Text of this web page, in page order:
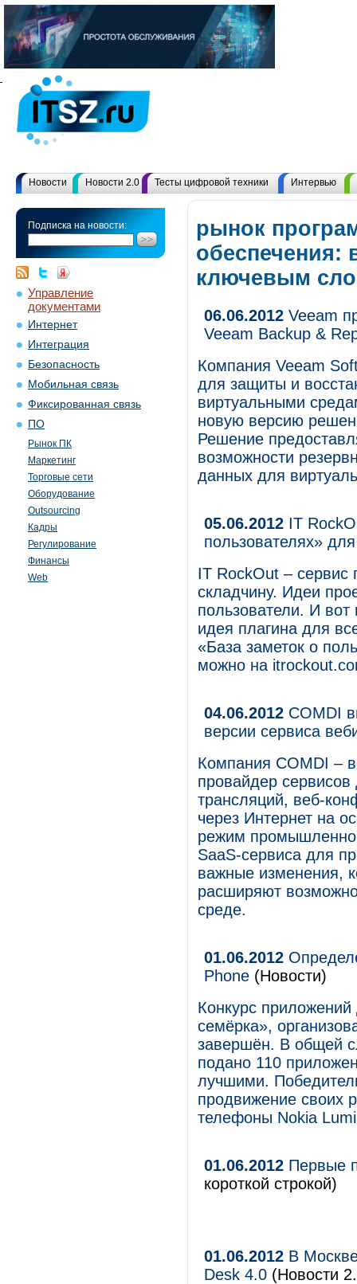
Новости Новости 2.0 Тесты цифровой техники Интервью
Подписка на новости:
Управление
документами
Интернет
Интеграция
Безопасность
Мобильная связь
Фиксированная связь
ПО
Рынок ПК
Маркетинг
Торговые сети
Оборудование
Outsourcing
Кадры
Регулирование
Финансы
Web
рынок
обеспечения:
ключевым
06.06.2012 Veeam
Veeam Backup &
Компания Veeam
для защиты и
виртуальными
новую версию
Решение
возможности
данных для
05.06.2012 IT
пользователях»
IT RockOut – сервис
складчину. Идеи
пользователи. И
идея плагина для
«База заметок о
можно на
04.06.2012 COMDI
версии сервиса
Компания COMDI –
провайдер
трансляций, веб-
через Интернет на
режим
SaaS-сервиса для
важные изменения,
расширяют
среде.
01.06.2012
Phone (Новости)
Конкурс
семёрка»,
завершён. В общей
подано 110
лучшими.
продвижение своих
телефоны Nokia
01.06.2012 Первые
короткой строкой)
01.06.2012 В
Desk 4.0 (Новости